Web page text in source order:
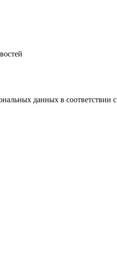
данных в соответствии с